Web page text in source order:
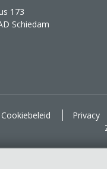
173
Schiedam
voor je.
Cookiebeleid Privacy